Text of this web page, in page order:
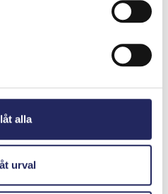
alla
urval
skapat
ger sjötrafikledningen
och underlättar
inom
när ledningscentralerna
fartygens detaljerade